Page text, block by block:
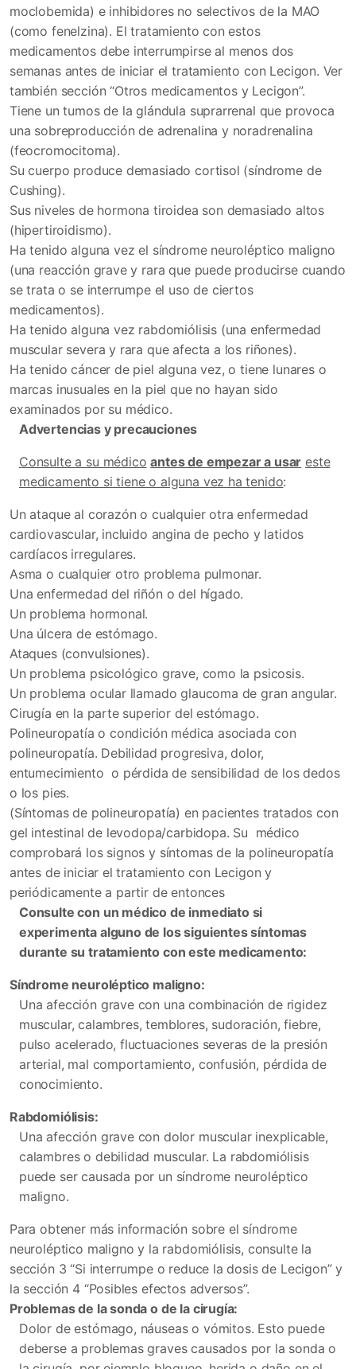
moclobemida) e inhibidores no selectivos de la MAO
(como fenelzina). El tratamiento con estos
medicamentos debe interrumpirse al menos dos
semanas antes de iniciar el tratamiento con Lecigon. Ver
también sección “Otros medicamentos y Lecigon”.
Tiene un tumos de la glándula suprarrenal que provoca
una sobreproducción de adrenalina y noradrenalina
(feocromocitoma).
Su cuerpo produce demasiado cortisol (síndrome de
Cushing).
Sus niveles de hormona tiroidea son demasiado altos
(hipertiroidismo).
Ha tenido alguna vez el síndrome neuroléptico maligno
(una reacción grave y rara que puede producirse cuando
se trata o se interrumpe el uso de ciertos
medicamentos).
Ha tenido alguna vez rabdomiólisis (una enfermedad
muscular severa y rara que afecta a los riñones).
Ha tenido cáncer de piel alguna vez, o tiene lunares o
marcas inusuales en la piel que no hayan sido
examinados por su médico.
Advertencias y precauciones
Consulte a su médico antes de empezar a usar este
medicamento si tiene o alguna vez ha tenido:
Un ataque al corazón o cualquier otra enfermedad
cardiovascular, incluido angina de pecho y latidos
cardíacos irregulares.
Asma o cualquier otro problema pulmonar.
Una enfermedad del riñón o del hígado.
Un problema hormonal.
Una úlcera de estómago.
Ataques (convulsiones).
Un problema psicológico grave, como la psicosis.
Un problema ocular llamado glaucoma de gran angular.
Cirugía en la parte superior del estómago.
Polineuropatía o condición médica asociada con
polineuropatía. Debilidad progresiva, dolor,
entumecimiento o pérdida de sensibilidad de los dedos
o los pies.
(Síntomas de polineuropatía) en pacientes tratados con
gel intestinal de levodopa/carbidopa. Su médico
comprobará los signos y síntomas de la polineuropatía
antes de iniciar el tratamiento con Lecigon y
periódicamente a partir de entonces
Consulte con un médico de inmediato si
experimenta alguno de los siguientes síntomas
durante su tratamiento con este medicamento:
Síndrome neuroléptico maligno:
Una afección grave con una combinación de rigidez
muscular, calambres, temblores, sudoración, fiebre,
pulso acelerado, fluctuaciones severas de la presión
arterial, mal comportamiento, confusión, pérdida de
conocimiento.
Rabdomiólisis:
Una afección grave con dolor muscular inexplicable,
calambres o debilidad muscular. La rabdomiólisis
puede ser causada por un síndrome neuroléptico
maligno.
Para obtener más información sobre el síndrome
neuroléptico maligno y la rabdomiólisis, consulte la
sección 3 “Si interrumpe o reduce la dosis de Lecigon” y
la sección 4 “Posibles efectos adversos”.
Problemas de la sonda o de la cirugía:
Dolor de estómago, náuseas o vómitos. Esto puede
deberse a problemas graves causados por la sonda o